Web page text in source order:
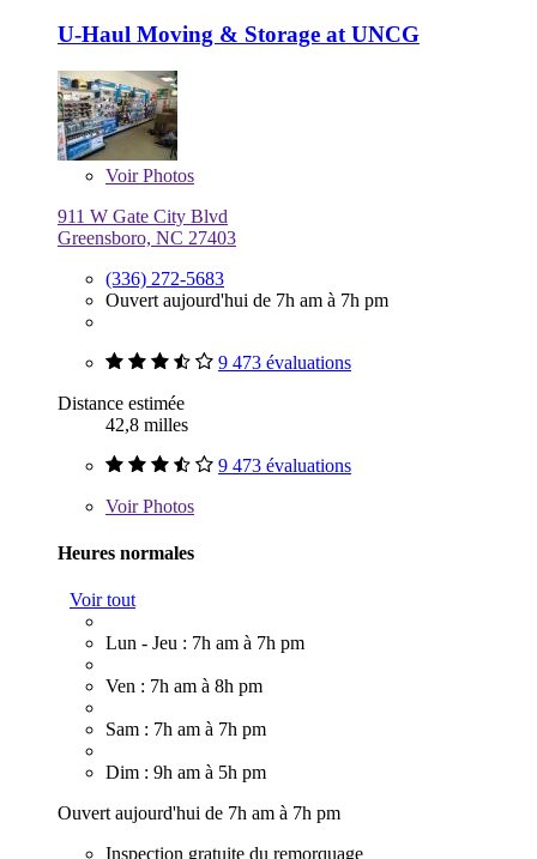
U-Haul Moving & Storage at UNCG
VoirPhotos
911 W Gate City Blvd
Greensboro, NC 27403
(336) 272-5683
Ouvert aujourd'hui de 7h am à 7h pm
9 473 évaluations
Distance estimée
42,8 milles
9 473 évaluations
VoirPhotos
Heures normales
Voir tout
Lun - Jeu : 7h am à 7h pm
Ven : 7h am à 8h pm
Sam : 7h am à 7h pm
Dim : 9h am à 5h pm
Ouvert aujourd'hui de 7h am à 7h pm
Inspection gratuite du remorquage